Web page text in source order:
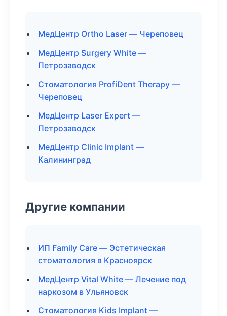
МедЦентр Ortho Laser — Череповец
МедЦентр Surgery White —
Петрозаводск
Стоматология ProfiDent Therapy —
Череповец
МедЦентр Laser Expert —
Петрозаводск
МедЦентр Clinic Implant —
Калининград
Другие компании
ИП Family Care — Эстетическая
стоматология в Красноярск
МедЦентр Vital White — Лечение под
наркозом в Ульяновск
Стоматология Kids Implant —